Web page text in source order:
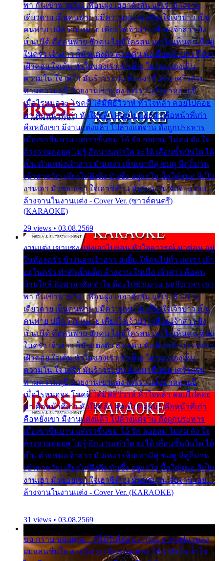
พา กันเข้าพาขวัญ เพื่อนฝูง เฮฮาดังลั่น แต่เราล้างจาน
เดียวดาย เป็นคนพ่าย บ่มีความหมาย เคียงใจเจ้าบ่าว เป็น
คนพ่าย บ่มีความหมาย เคียงใจเจ้าบ่าว เพื่อนเจ้าสาว ยัง
เป็นบ่ได้ คือคนพ่าย ฮักคน ไม่มีใครสน เขาไม่เห็นคน ที่อยู่
ในครัว เจ้าสาว ก็มัวแต่งตัว สวยเด่น นั่งเคียงเจ้าบ่าว ที่เขา
เฝ้าคอย ใจเต้น หัวใจของเรา ลำเค็ญ ใครจะมองเห็น
ความใน ใจ เศร้า มันร้าวระบม ต้องมาขื่นขม เศร้าตรม
ท่ามความสุขี ช่วยงานเขาแต่ง แต่เรา แล้งมาหลายปี
เมื่อไรหนอจะ โชคดี ได้มีพิธีวิวาห์ หัวใจหล้า คอยไปคอย
มา คือหน้าที่เก่า หัวใจหล้า คอยไปคอยมา คือหน้าที่เก่า
คือหยังเขา มีงานแต่งแล้ว ไปล้างแต่จาน ดั่งถูกประหาร
เมื่อเขาชื่นบาน แต่เราขื่นขม โอ้ รัก ลอยลม ไม่สม ดัง ใจ
ล้างจานคอยคู่ ไม่รู้ อีกนานเท่าใด จะได้ เลื่อนขั้นบันได ได้
เป็น ตำแหน่งเจ้าสาว มันเหงา เห็นเขามีคู่ ซมดู มีคู่ก็ม่วน
เข้าพาขวัญ เสียงโห่ตึงตึง มันซึ้ง อยู่แก่ใจ มื้อใด๋หนอ สิเป็น
งานเฮา มัวซอยเขา ใจเฮาซิด้าน มันทรมาน จับจาน เอย…
ล้างจานในงานแต่ง - Cover Ver. (ซาวด์ดนตรี)
(KARAOKE)
29 views • 03.08.2569
งานแต่ง เขาแซง แย่งเอาไปก่อน หัวใจอาวรณ์ มาซ่อน อยู่
ในห้องครัว ข้างนอกเจ้าสาว ส่งยิ้ม ให้คนไปทั่ว แต่เรา เฝ้า
อยู่ในครัว ทำตัวเป็นเด็ก ล้างจาน ในเมื่อ เจ้าสาว คือคน
บ้านใกล้ พึ่งพาอาศัย จำใจ ต้องไปช่วยงาน พอถึงเวลา เขา
พา กันเข้าพาขวัญ เพื่อนฝูง เฮฮาดังลั่น แต่เราล้างจาน
เดียวดาย เป็นคนพ่าย บ่มีความหมาย เคียงใจเจ้าบ่าว เป็น
คนพ่าย บ่มีความหมาย เคียงใจเจ้าบ่าว เพื่อนเจ้าสาว ยัง
เป็นบ่ได้ คือคนพ่าย ฮักคน ไม่มีใครสน เขาไม่เห็นคน ที่อยู่
ในครัว เจ้าสาว ก็มัวแต่งตัว สวยเด่น นั่งเคียงเจ้าบ่าว ที่เขา
เฝ้าคอย ใจเต้น หัวใจของเรา ลำเค็ญ ใครจะมองเห็น
ความใน ใจ เศร้า มันร้าวระบม ต้องมาขื่นขม เศร้าตรม
ท่ามความสุขี ช่วยงานเขาแต่ง แต่เรา แล้งมาหลายปี
เมื่อไรหนอจะ โชคดี ได้มีพิธีวิวาห์ หัวใจหล้า คอยไปคอย
มา คือหน้าที่เก่า หัวใจหล้า คอยไปคอยมา คือหน้าที่เก่า
คือหยังเขา มีงานแต่งแล้ว ไปล้างแต่จาน ดั่งถูกประหาร
เมื่อเขาชื่นบาน แต่เราขื่นขม โอ้ รัก ลอยลม ไม่สม ดัง ใจ
ล้างจานคอยคู่ ไม่รู้ อีกนานเท่าใด จะได้ เลื่อนขั้นบันได ได้
เป็น ตำแหน่งเจ้าสาว มันเหงา เห็นเขามีคู่ ซมดู มีคู่ก็ม่วน
เข้าพาขวัญ เสียงโห่ตึงตึง มันซึ้ง อยู่แก่ใจ มื้อใด๋หนอ สิเป็น
งานเฮา มัวซอยเขา ใจเฮาซิด้าน มันทรมาน จับจาน เอย…
ล้างจานในงานแต่ง - Cover Ver. (KARAOKE)
31 views • 03.08.2569
ขอ กราบ ขอบคุณ.... ที่ได้รับไออุ่น การุณ จากแฟน เพลง
ผมแสนชื่นใจ หายวังเวง เมื่อแฟนเพลง ให้กำลังใจ น้ำใจ